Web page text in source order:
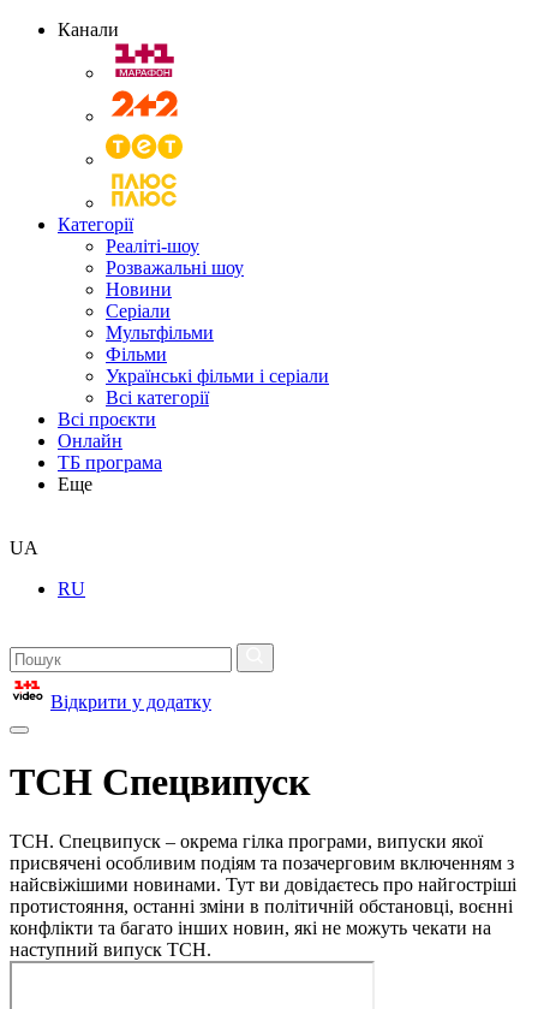
Канали
Категорії
Реаліті-шоу
Розважальні шоу
Новини
Серіали
Мультфільми
Фільми
Українські фільми і серіали
Всі категорії
Всі проєкти
Онлайн
ТБ програма
Еще
UA
RU
Відкрити у додатку
ТСН Спецвипуск
ТСН. Спецвипуск – окрема гілка програми, випуски якої
присвячені особливим подіям та позачерговим включенням з
найсвіжішими новинами. Тут ви довідаєтесь про найгостріші
протистояння, останні зміни в політичній обстановці, воєнні
конфлікти та багато інших новин, які не можуть чекати на
наступний випуск ТСН.